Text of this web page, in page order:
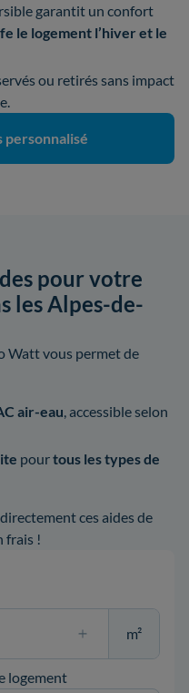
garantit un confort
le logement l’hiver et le
ou retirés sans impact
personnalisé
pour votre
les Alpes-de-
Watt vous permet de
air-eau, accessible selon
pourtous les types de
ces aides de
frais !
m²
logement